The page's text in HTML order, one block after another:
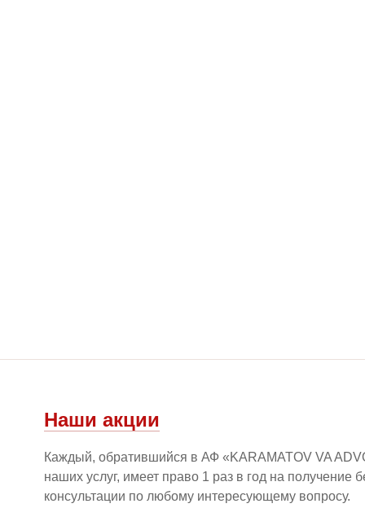
Наши акции
Каждый, обратившийся в АФ «KARAMATOV VA
наших услуг, имеет право 1 раз в год на получение
консультации по любому интересующему вопросу.